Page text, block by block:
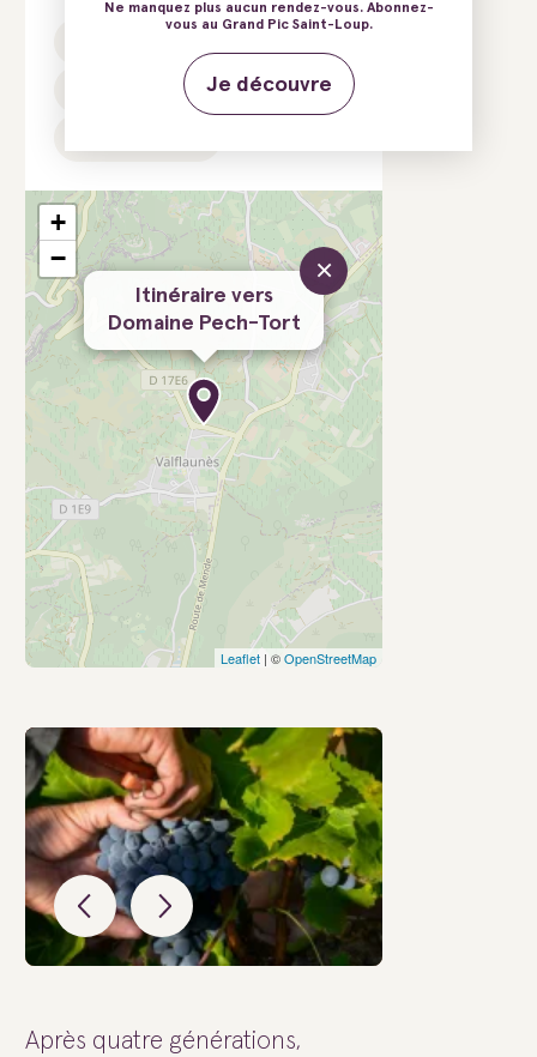
Itinéraire vers
Domaine Pech-Tort
×
+
−
Leaflet | ©OpenStreetMap
Après quatre générations,
Ne manquez plus aucun rendez-vous. Abonnez-
vous au Grand Pic Saint-Loup.
Je découvre